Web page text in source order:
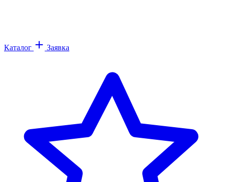
Каталог Заявка